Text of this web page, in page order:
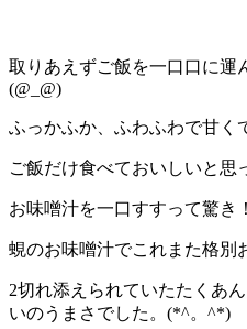
取りあえずご飯を一口口に運
(@_@)
ふっかふか、ふわふわで甘く
ご飯だけ食べておいしいと思
お味噌汁を一口すすって驚き
蜆のお味噌汁でこれまた格別
2切れ添えられていたたくあ
いのうまさでした。(*^。^*)